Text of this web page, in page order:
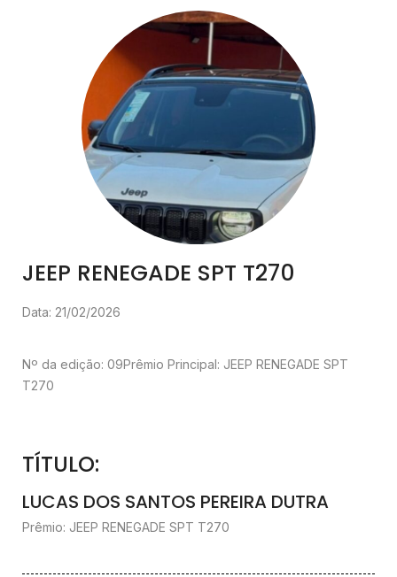
JEEP RENEGADE SPT T270
Data: 21/02/2026
Nº da edição: 09Prêmio Principal: JEEP RENEGADE SPT
T270
TÍTULO:
LUCAS DOS SANTOS PEREIRA DUTRA
Prêmio: JEEP RENEGADE SPT T270